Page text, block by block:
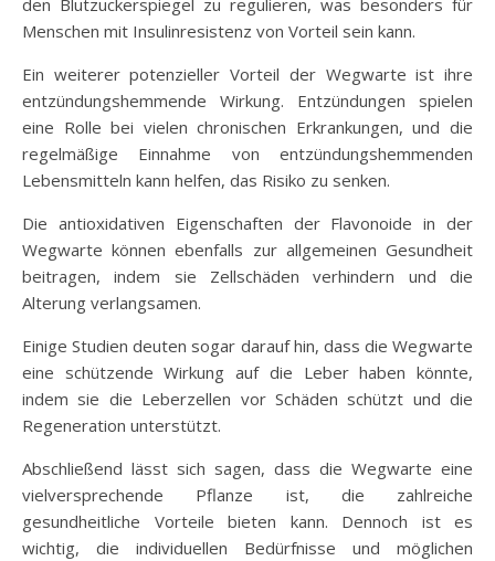
Menschen mit Insulinresistenz von Vorteil sein kann.
Ein weiterer potenzieller Vorteil der Wegwarte ist ihre
entzündungshemmende Wirkung. Entzündungen spielen
eine Rolle bei vielen chronischen Erkrankungen, und die
regelmäßige Einnahme von entzündungshemmenden
Lebensmitteln kann helfen, das Risiko zu senken.
Die antioxidativen Eigenschaften der Flavonoide in der
Wegwarte können ebenfalls zur allgemeinen Gesundheit
beitragen, indem sie Zellschäden verhindern und die
Alterung verlangsamen.
Einige Studien deuten sogar darauf hin, dass die Wegwarte
eine schützende Wirkung auf die Leber haben könnte,
indem sie die Leberzellen vor Schäden schützt und die
Regeneration unterstützt.
Abschließend lässt sich sagen, dass die Wegwarte eine
vielversprechende Pflanze ist, die zahlreiche
gesundheitliche Vorteile bieten kann. Dennoch ist es
wichtig, die individuellen Bedürfnisse und möglichen